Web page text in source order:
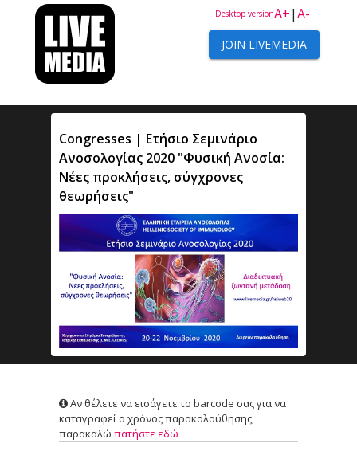
A+|A-
Desktop version
JOIN LIVEMEDIA
Congresses | Ετήσιο Σεμινάριο
Ανοσολογίας 2020 "Φυσική Ανοσία:
Νέες προκλήσεις, σύγχρονες
θεωρήσεις"
Αν θέλετε να εισάγετε το barcode σας για να
καταγραφεί ο χρόνος παρακολούθησης,
παρακαλώ πατήστε εδώ